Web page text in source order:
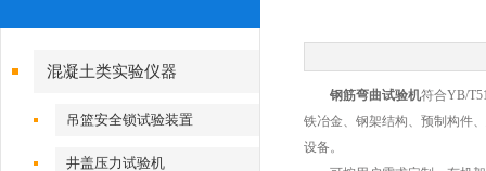
钢筋弯曲试验机符合YB/
铁冶金、钢架结构、预制构件
设备。
混凝土类实验仪器
吊篮安全锁试验装置
井盖压力试验机